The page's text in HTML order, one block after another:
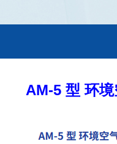
AM-5 型 环